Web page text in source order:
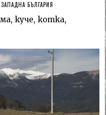
ЗАПАДНА БЪЛГАРИЯ
куче, коткa,